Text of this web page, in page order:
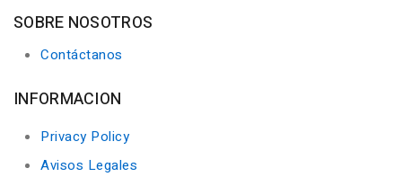
SOBRE NOSOTROS
Contáctanos
INFORMACION
Privacy Policy
Avisos Legales